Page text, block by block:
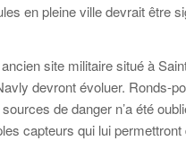
en pleine ville devrait être
site militaire situé à
devront évoluer. Ronds-
de danger n’a été
capteurs qui lui permettront